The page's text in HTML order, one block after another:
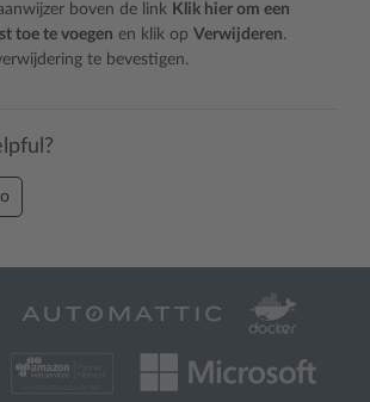
boven de link Klik hier om een
toe te voegen en klik op Verwijderen.
te bevestigen.